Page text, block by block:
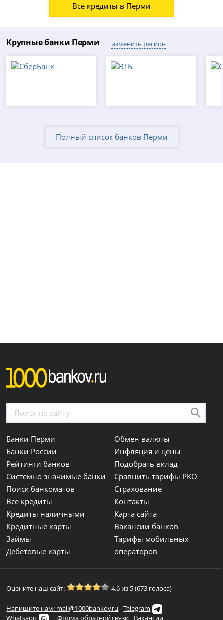
Все кредиты в Перми
Крупные банки Перми изменить регион
Полный список банков Перми
Банки Перми
Банки России
Рейтинги банков
Системно значимые банки
Поиск банкоматов
Все кредиты
Кредиты наличными
Кредитные карты
Займы
Дебетовые карты
Обмен валюты
Инфляция и цены
Подобрать вклад
Сравнить тарифы РКО
Страхование
Контакты
Карта сайта
Вакансии банков
Тарифы мобильных
операторов
Оцените наш сайт: 4.6 из 5 (673 голоса)
Напишите нам: mail@1000bankov.ru
Telegram
Whatsapp
Форма обратной связи Вакансии